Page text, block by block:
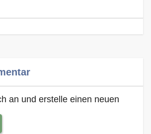
an und erstelle einen neuen